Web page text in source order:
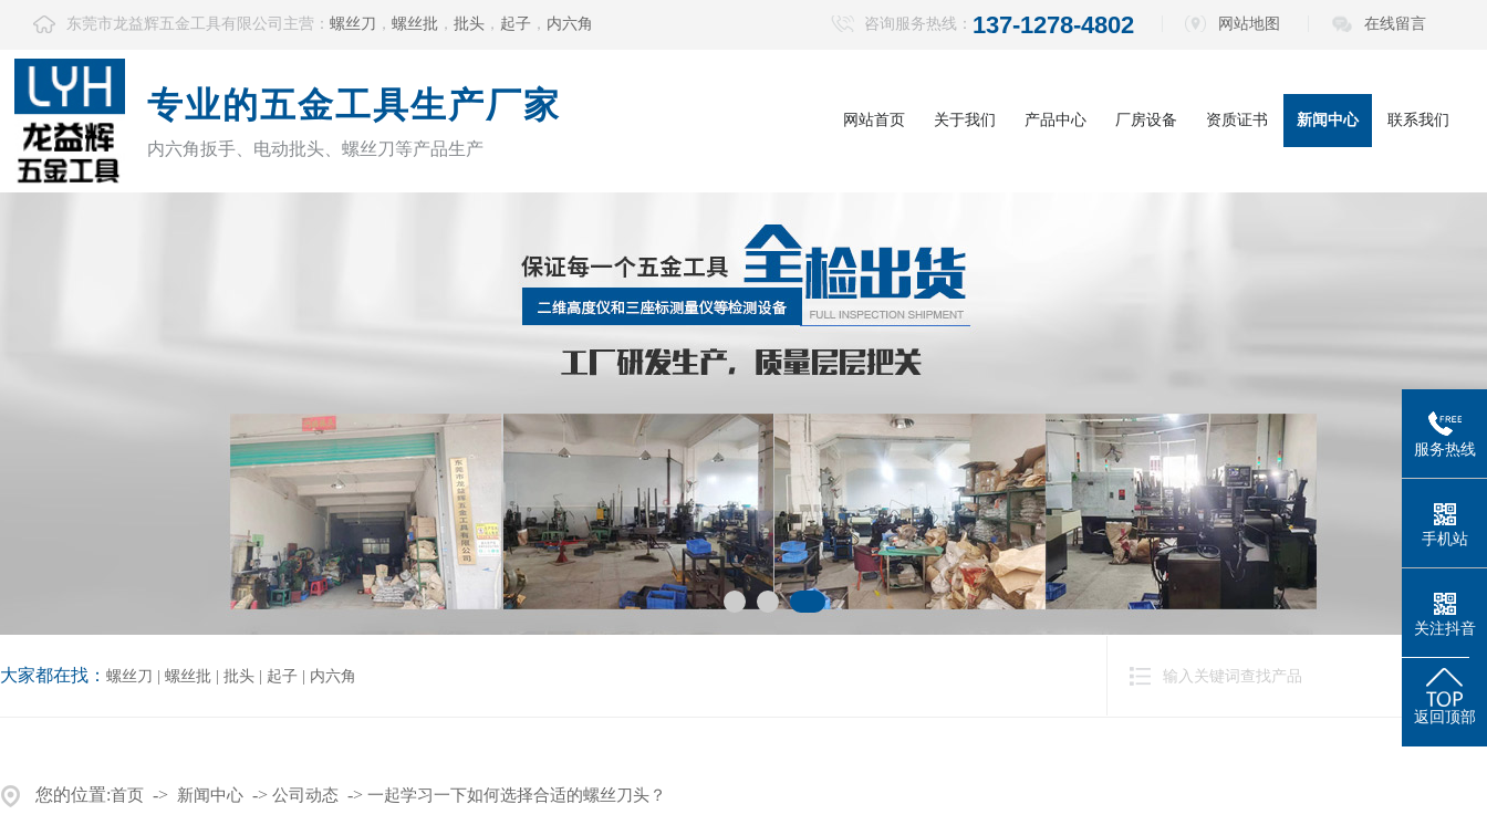
东莞市龙益辉五金工具有限公司主营： 螺丝刀 ， 螺丝批 ， 批头 ， 起子 ， 内六角 咨询服务热线： 137-1278-4802 网站地图 在线留言
专业的五金工具生产厂家
内六角扳手、电动批头、螺丝刀等产品生产
网站首页 关于我们 产品中心 厂房设备 资质证书 新闻中心 联系我们
大家都在找： 螺丝刀 螺丝批 批头 起子 内六角
您的位置:首页 -> 新闻中心 -> 公司动态 -> 一起学习一下如何选择合适的螺丝刀头？
服务热线
手机站
关注抖音
返回顶部